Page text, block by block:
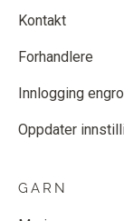
Kontakt
Forhandlere
Innlogging
Oppdater
GARN